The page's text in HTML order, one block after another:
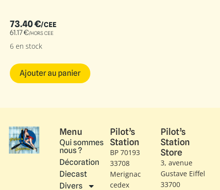
73.40€/CEE
61.17€/HORS CEE
6 en stock
Ajouter au panier
Menu
Qui sommes
nous ?
Décoration
Diecast
Divers
Pilot’s
Station
BP 70193
33708
Merignac
cedex
Pilot’s
Station
Store
3, avenue
Gustave Eiffel​
33700